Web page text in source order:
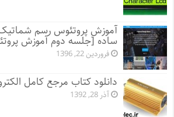
آموزش پروتئوس رسم
ساده [جلسه دوم آموزش
فروردین 22, 1396
دانلود کتاب مرجع کامل
آذر 28, 1392